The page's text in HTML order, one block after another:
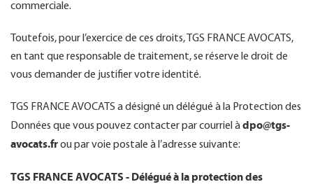
commerciale.
Toutefois, pour l’exercice de ces droits, TGS FRANCE AVOCATS,
en tant que responsable de traitement, se réserve le droit de
vous demander de justifier votre identité.
TGS FRANCE AVOCATS a désigné un délégué à la Protection des
Données que vous pouvez contacter par courriel àdpo@tgs-
avocats.frou par voie postale à l’adresse suivante:
TGS FRANCE AVOCATS - Délégué à la protection des